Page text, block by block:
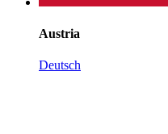
Austria
Deutsch